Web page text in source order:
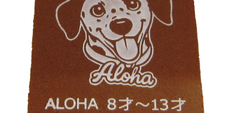
商品一覧
名入れカステラ（オリジナル）
好きな文字とイラスト
を選んで作る
型からオリジナルで作
る